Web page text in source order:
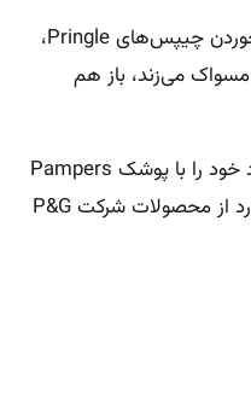
شاید کسی نداند که وقتی بعد از خوردن چیپس‌های Pringle،
دندان خود را با خمیردندان Crest مسواک می‌زند، باز هم
است و زمانی که شب هنگام، نوزاد خود را با پوشک Pampers
آماده‌ی خواب می‌کند، هنوز هم دارد از محصولات شرکت P&G